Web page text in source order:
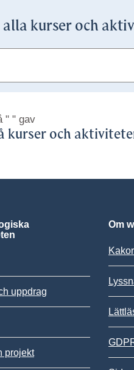
alla kurser och
" " gav
kurser och
uppdrag
projekt
Om